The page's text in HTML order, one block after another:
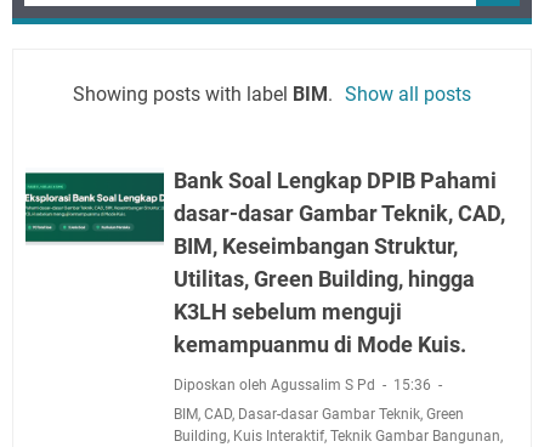
Showing posts with label BIM. Show all posts
Bank Soal Lengkap DPIB Pahami
dasar-dasar Gambar Teknik, CAD,
BIM, Keseimbangan Struktur,
Utilitas, Green Building, hingga
K3LH sebelum menguji
kemampuanmu di Mode Kuis.
Diposkan oleh Agussalim S Pd
15:36
BIM, CAD, Dasar-dasar Gambar Teknik, Green
Building, Kuis Interaktif, Teknik Gambar Bangunan,